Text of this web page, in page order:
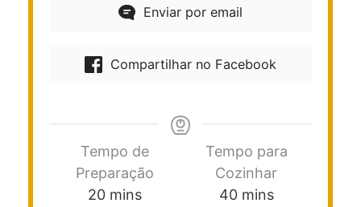
Enviar por email
Compartilhar no Facebook
Tempo de
Preparação
20 mins
Tempo para
Cozinhar
40 mins